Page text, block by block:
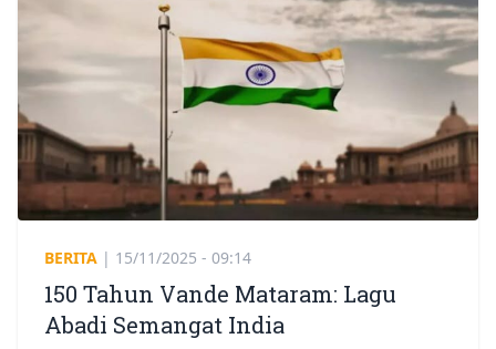
BERITA | 15/11/2025 - 09:14
150 Tahun Vande Mataram: Lagu
Abadi Semangat India